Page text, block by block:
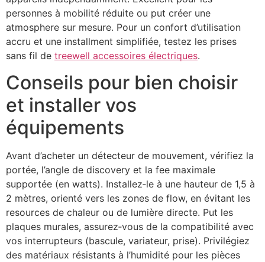
personnes à mobilité réduite ou put créer une
atmosphere sur mesure. Pour un confort d’utilisation
accru et une installment simplifiée, testez les prises
sans fil de treewell accessoires électriques.
Conseils pour bien choisir
et installer vos
équipements
Avant d’acheter un détecteur de mouvement, vérifiez la
portée, l’angle de discovery et la fee maximale
supportée (en watts). Installez‑le à une hauteur de 1,5 à
2 mètres, orienté vers les zones de flow, en évitant les
resources de chaleur ou de lumière directe. Put les
plaques murales, assurez‑vous de la compatibilité avec
vos interrupteurs (bascule, variateur, prise). Privilégiez
des matériaux résistants à l’humidité pour les pièces